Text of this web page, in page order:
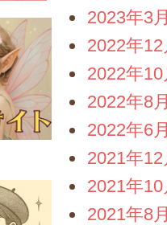
2023年3
2022年12
2022年10
2022年8
2022年6
2021年12
2021年10
2021年8